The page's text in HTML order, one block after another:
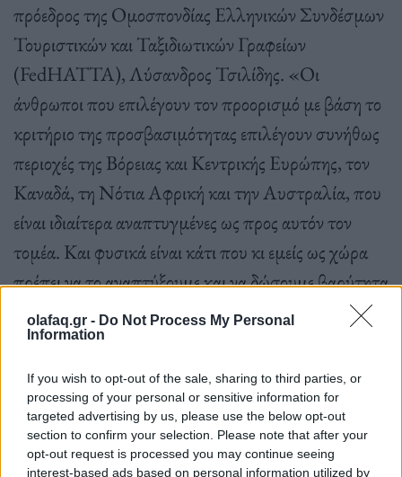
olafaq.gr - Do Not Process My Personal
Information
If you wish to opt-out of the sale, sharing to third parties, or
processing of your personal or sensitive information for
targeted advertising by us, please use the below opt-out
section to confirm your selection. Please note that after your
opt-out request is processed you may continue seeing
interest-based ads based on personal information utilized by
πρόεδρος της Ομοσπονδίας Ελληνικών Συνδέσμων
Τουριστικών και Ταξιδιωτικών Γραφείων
(FedHATTA), Λύσανδρος Τσιλίδης. «Οι
άνθρωποι που επιλέγουν τον προορισμό με βάση το
κριτήριο της προσβασιμότητας επιλέγουν συνήθως
περιοχές της Βόρειας και Κεντρικής Ευρώπης, τον
Καναδά, τη Νότια Αφρική και την Αυστραλία, που
είναι ιδιαίτερα αναπτυγμένες ως προς αυτόν τον
τομέα. Και φυσικά είναι κάτι που κι εμείς ως χώρα
πρέπει να το αναπτύξουμε και να δώσουμε βαρύτητα
για να γίνουμε ένας ελκυστικός προσβάσιμος
προορισμός για όλους τους ταξιδιώτες», προσθέτει.
Σύμφωνα πάντως με έρευνες, όπως αναφέρει ο
επίκουρος καθηγητής στη Στρατηγική για τον